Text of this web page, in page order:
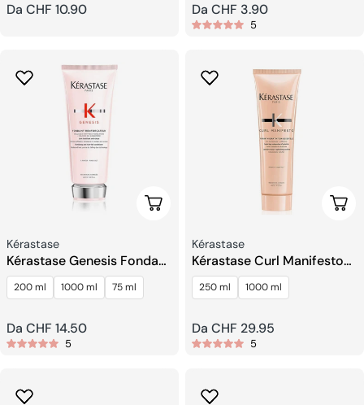
Prezzo
Da CHF 10.90
Prezzo
regolare
Da CHF 3.90
5
Scegli Le Opzioni
Venditore:
Kérastase
Kérastase Genesis Fondant
Renforçateur Balsamo
200 ml 1000 ml 75 ml
Prezzo
regolare
Da CHF 14.50
5
Venditore:
Kérastase
Kérastase Curl Manifesto
Hydration Balsamo
250 ml 1000 ml
Prezzo
regolare
Da CHF 29.95
5